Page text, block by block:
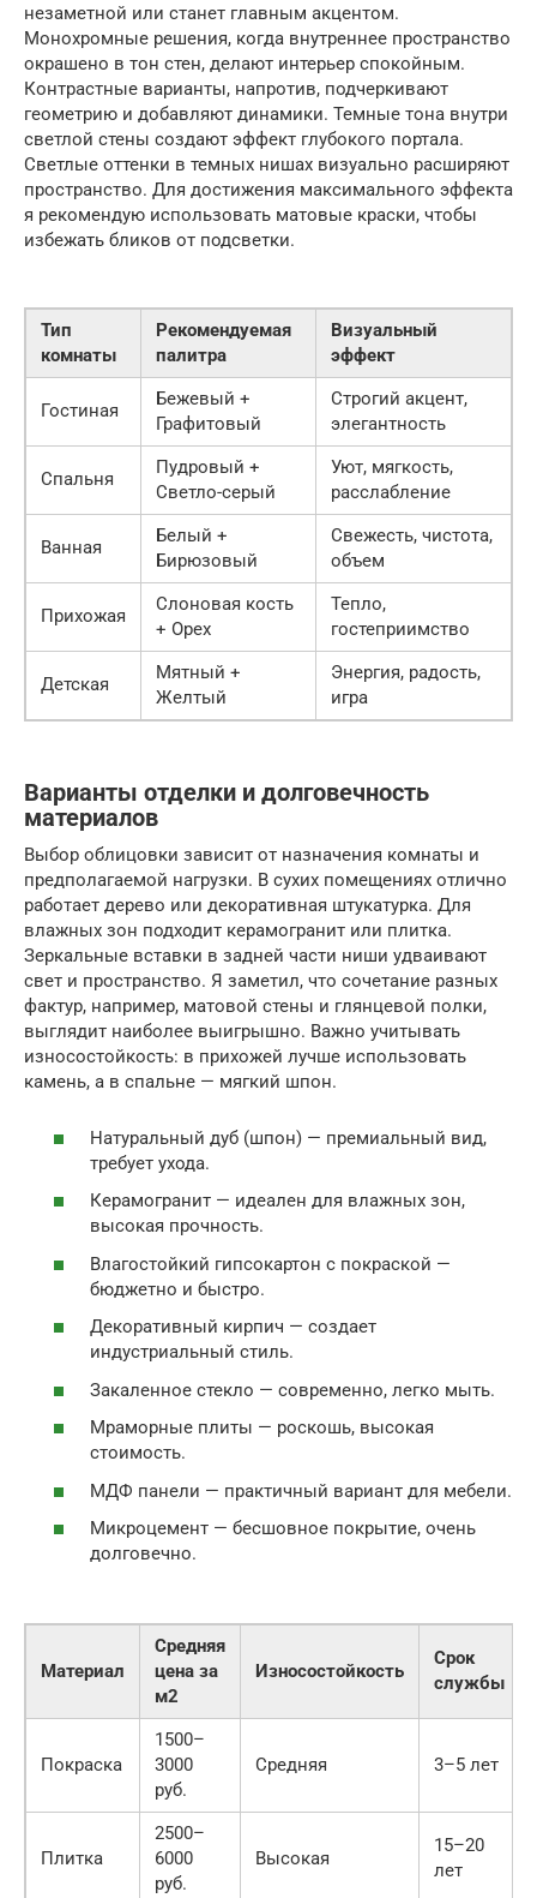
незаметной или станет главным акцентом.
Монохромные решения, когда внутреннее пространство
окрашено в тон стен, делают интерьер спокойным.
Контрастные варианты, напротив, подчеркивают
геометрию и добавляют динамики. Темные тона внутри
светлой стены создают эффект глубокого портала.
Светлые оттенки в темных нишах визуально расширяют
пространство. Для достижения максимального эффекта
я рекомендую использовать матовые краски, чтобы
избежать бликов от подсветки.
Тип
комнаты
Рекомендуемая
палитра
Визуальный
эффект
Гостиная
Бежевый +
Графитовый
Строгий акцент,
элегантность
Спальня
Пудровый +
Светло-серый
Уют, мягкость,
расслабление
Ванная
Белый +
Бирюзовый
Свежесть, чистота,
объем
Прихожая
Слоновая кость
+ Орех
Тепло,
гостеприимство
Детская
Мятный +
Желтый
Энергия, радость,
игра
Варианты отделки и долговечность
материалов
Выбор облицовки зависит от назначения комнаты и
предполагаемой нагрузки. В сухих помещениях отлично
работает дерево или декоративная штукатурка. Для
влажных зон подходит керамогранит или плитка.
Зеркальные вставки в задней части ниши удваивают
свет и пространство. Я заметил, что сочетание разных
фактур, например, матовой стены и глянцевой полки,
выглядит наиболее выигрышно. Важно учитывать
износостойкость: в прихожей лучше использовать
камень, а в спальне — мягкий шпон.
Натуральный дуб (шпон) — премиальный вид,
требует ухода.
Керамогранит — идеален для влажных зон,
высокая прочность.
Влагостойкий гипсокартон с покраской —
бюджетно и быстро.
Декоративный кирпич — создает
индустриальный стиль.
Закаленное стекло — современно, легко мыть.
Мраморные плиты — роскошь, высокая
стоимость.
МДФ панели — практичный вариант для мебели.
Микроцемент — бесшовное покрытие, очень
долговечно.
Материал
Средняя
цена за
м2
Износостойкость
Срок
службы
Покраска
1500–
3000
руб.
Средняя 3–5 лет
Плитка
2500–
6000
руб.
Высокая
15–20
лет